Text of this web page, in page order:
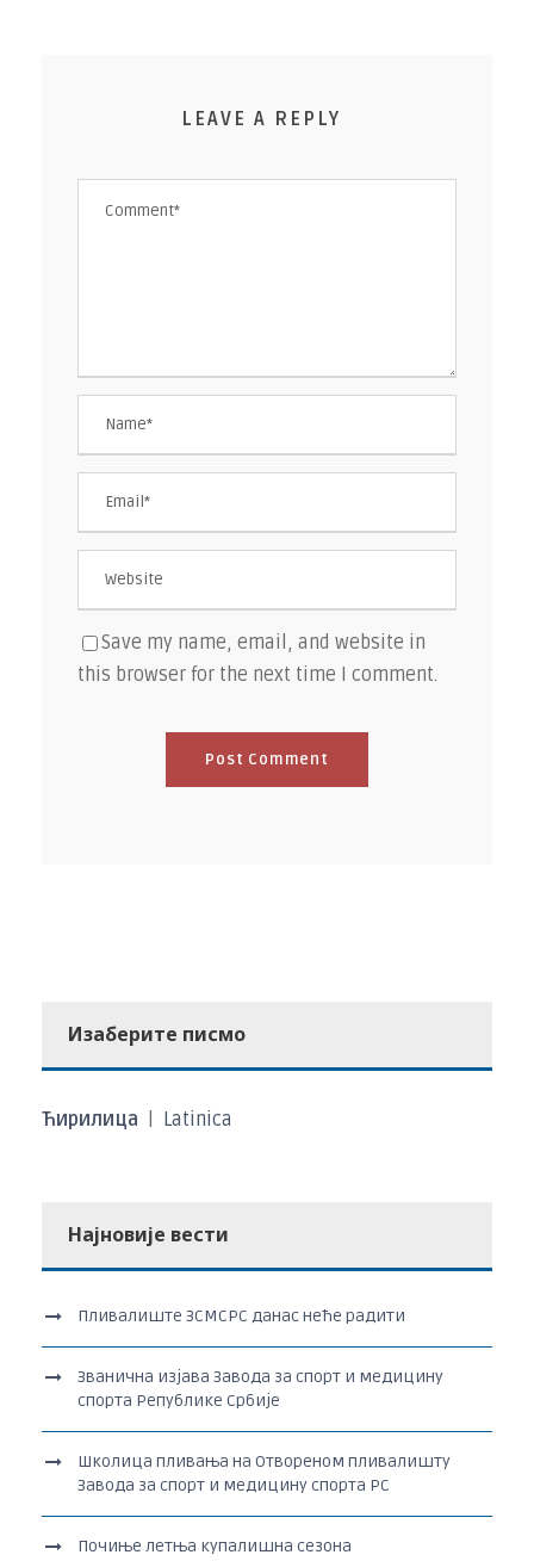
LEAVE A REPLY
Save my name, email, and website in
this browser for the next time I comment.
Изаберите писмо
Ћирилица Latinica
Најновије вести
Пливалиште ЗСМСРС данас неће радити
Званична изјава Завода за спорт и медицину
спорта Републике Србије
Школица пливања на Отвореном пливалишту
Завода за спорт и медицину спорта РС
Почиње летња купалишна сезона